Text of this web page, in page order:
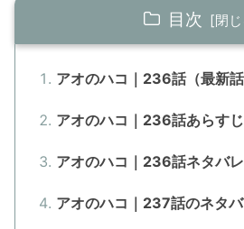
目次
アオのハコ｜236話（最新
アオのハコ｜236話あらす
アオのハコ｜236話ネタバ
アオのハコ｜237話のネタ